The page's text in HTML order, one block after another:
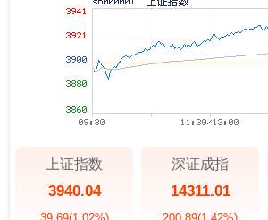
上证指数
3940.04
深证成指
14311.01